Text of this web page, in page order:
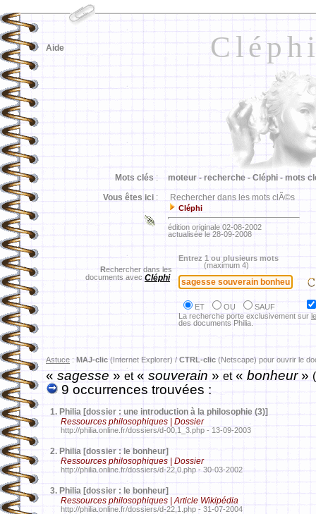
Aide
Mots clés : moteur - recherche - Cléphi - mots
Vous êtes ici : Rechercher dans les mots clÃ©s
Cléphi
édition originale 02-08-2002
actualisée le 28-09-2008
Rechercher dans les
documents avec Cléphi
Entrez 1 ou plusieurs mots
(maximum 4)
ET OU
SAUF
La recherche porte exclusivement sur
des documents Philia.
Astuce : MAJ-clic (Internet Explorer) / CTRL-clic (Netscape) pour ouvrir le
«sagesse » et« souverain » et« bonheur»
9 occurrences trouvées :
1. Philia [dossier : une introduction à la philosophie (3)]
Ressources philosophiques | Dossier
http://philia.online.fr/dossiers/d-00,1_3.php - 13-09-2003
2. Philia [dossier : le bonheur]
Ressources philosophiques | Dossier
http://philia.online.fr/dossiers/d-22,0.php - 30-03-2002
3. Philia [dossier : le bonheur]
Ressources philosophiques | Article Wikipédia
http://philia.online.fr/dossiers/d-22,1.php - 31-07-2004